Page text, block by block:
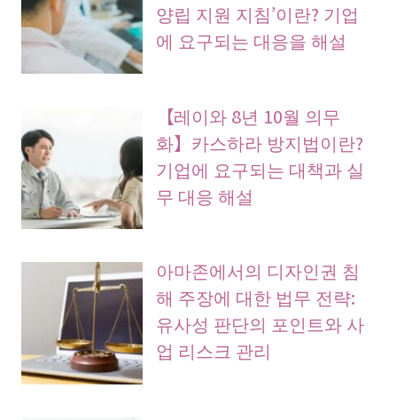
양립 지원 지침’이란? 기업
에 요구되는 대응을 해설
【레이와 8년 10월 의무
화】카스하라 방지법이란?
기업에 요구되는 대책과 실
무 대응 해설
아마존에서의 디자인권 침
해 주장에 대한 법무 전략:
유사성 판단의 포인트와 사
업 리스크 관리